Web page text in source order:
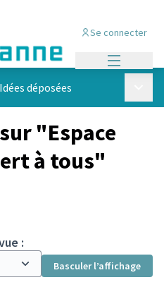
Se connecter
déposées
"Espace
à tous"
:
Basculer l’affichage